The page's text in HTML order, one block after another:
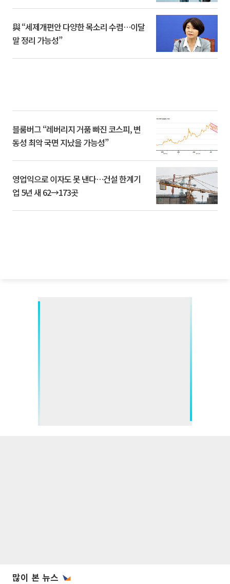
與 “세제개편안 다양한 목소리 수렴…이달
말 정리 가능성”
블룸버그 “레버리지 거품 빠진 코스피, 변
동성 최악 국면 지났을 가능성”
영업익으로 이자도 못 낸다…건설 한계기
업 5년 새 62→173곳
많이 본 뉴스